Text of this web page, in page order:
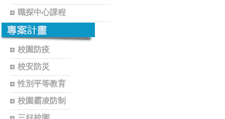
職探中心課程
校園防疫
校安防災
性別平等教育
校園霸凌防制